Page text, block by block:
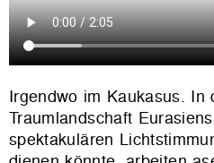
Irgendwo im Kaukasus. In
Traumlandschaft
spektakulären